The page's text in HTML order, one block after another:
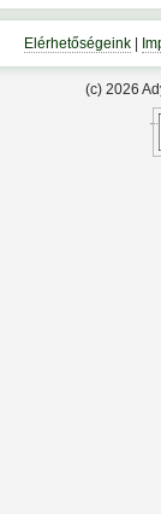
Elérhetőségeink|
(c) 2026